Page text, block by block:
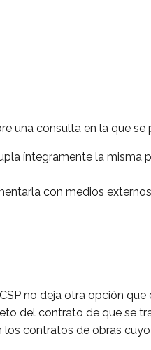
una consulta en la que
íntegramente la
con medios
no deja otra opción
del contrato de que se
contratos de obras